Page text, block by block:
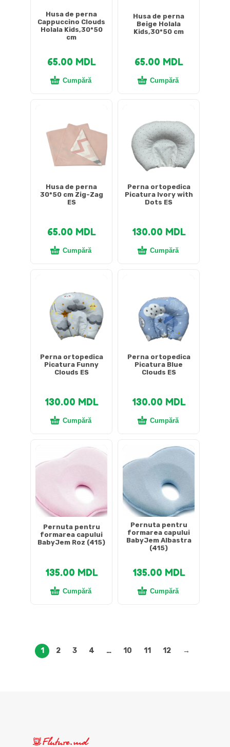
Husa de perna
Cappuccino Clouds
Holala Kids,30*50
cm
65.00 MDL
Cumpără
Husa de perna
Beige Holala
Kids,30*50 cm
65.00 MDL
Cumpără
Husa de perna
30*50 cm Zig-Zag
ES
65.00 MDL
Cumpără
Perna ortopedica
Picatura Ivory with
Dots ES
130.00 MDL
Cumpără
Perna ortopedica
Picatura Funny
Clouds ES
130.00 MDL
Cumpără
Perna ortopedica
Picatura Blue
Clouds ES
130.00 MDL
Cumpără
Pernuta pentru
formarea capului
BabyJem Roz (415)
135.00 MDL
Cumpără
Pernuta pentru
formarea capului
BabyJem Albastra
(415)
135.00 MDL
Cumpără
1 2 3 4 … 10 11 12 →